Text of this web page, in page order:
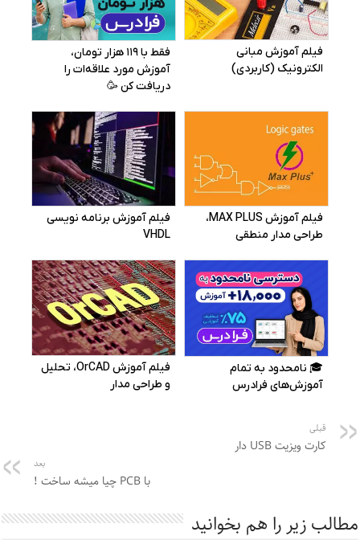
قبلی
کارت ویزیت USB دار
بعد
با PCB چیا میشه ساخت !
مطالب زیر را هم بخوانید